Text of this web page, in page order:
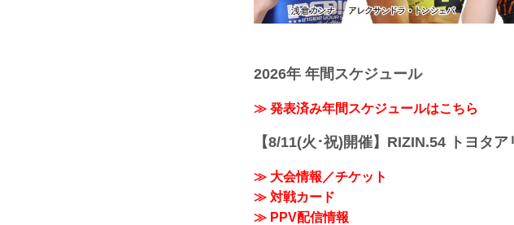
2026年 年間スケジュール
≫ 発表済み年間スケジュールはこちら
【8/11(火･祝)開催】RIZIN.54 トヨタ
≫ 大会情報／チケット
≫ 対戦カード
≫ PPV配信情報